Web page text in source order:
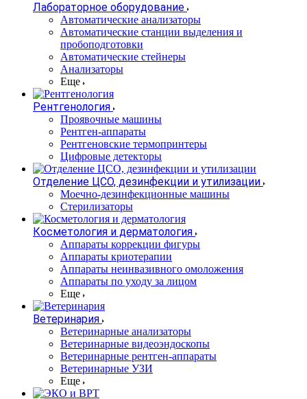
Лабораторное оборудование
Автоматические анализаторы
Автоматические станции выделения и
пробоподготовки
Автоматические стейнеры
Анализаторы
Еще
Рентгенология
Проявочные машины
Рентген-аппараты
Рентгеновские термопринтеры
Цифровые детекторы
Отделение ЦСО, дезинфекции и утилизации
Моечно-дезинфекционные машины
Стерилизаторы
Косметология и дерматология
Аппараты коррекции фигуры
Аппараты криотерапии
Аппараты неинвазивного омоложения
Аппараты по уходу за лицом
Еще
Ветеринария
Ветеринарные анализаторы
Ветеринарные видеоэндоскопы
Ветеринарные рентген-аппараты
Ветеринарные УЗИ
Еще